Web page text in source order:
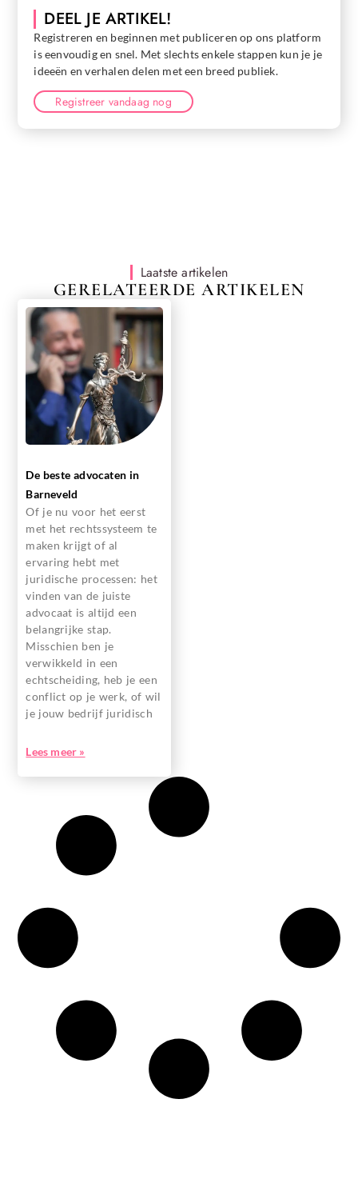
DEEL JE ARTIKEL!
Registreren en beginnen met publiceren op ons platform
is eenvoudig en snel. Met slechts enkele stappen kun je je
ideeën en verhalen delen met een breed publiek.
Registreer vandaag nog
Laatste artikelen
GERELATEERDE ARTIKELEN
De beste advocaten in
Barneveld
Of je nu voor het eerst
met het rechtssysteem te
maken krijgt of al
ervaring hebt met
juridische processen: het
vinden van de juiste
advocaat is altijd een
belangrijke stap.
Misschien ben je
verwikkeld in een
echtscheiding, heb je een
conflict op je werk, of wil
je jouw bedrijf juridisch
Lees meer »